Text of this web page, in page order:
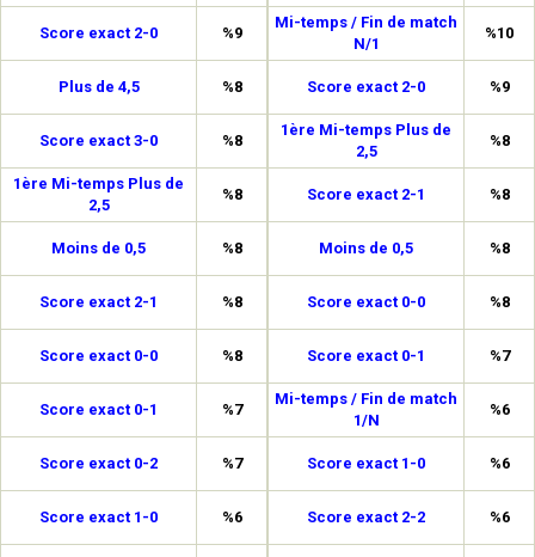
Score exact 2-0 %9
Plus de 4,5 %8
Score exact 3-0 %8
1ère Mi-temps Plus de
2,5
%8
Moins de 0,5 %8
Score exact 2-1 %8
Score exact 0-0 %8
Score exact 0-1 %7
Score exact 0-2 %7
Score exact 1-0 %6
Mi-temps / Fin de match
N/1
%10
Score exact 2-0 %9
1ère Mi-temps Plus de
2,5
%8
Score exact 2-1 %8
Moins de 0,5 %8
Score exact 0-0 %8
Score exact 0-1 %7
Mi-temps / Fin de match
1/N
%6
Score exact 1-0 %6
Score exact 2-2 %6